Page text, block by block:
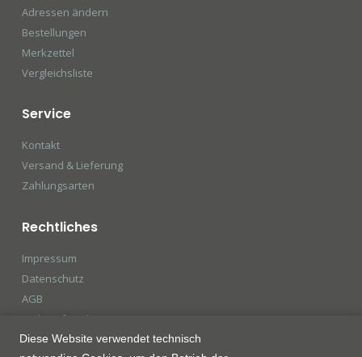
Adressen ändern
Bestellungen
Merkzettel
Vergleichsliste
Service
Kontakt
Versand & Lieferung
Zahlungsarten
Rechtliches
Impressum
Datenschutz
AGB
Widerrufsrecht
Diese Website verwendet technisch